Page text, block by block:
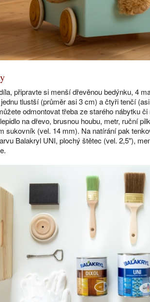
připravte si menší dřevěnou bedýnku, 4
tlustší (průměr asi 3 cm) a čtyři tenčí
odmontovat třeba ze starého nábytku
na dřevo, brusnou houbu, metr, ruční
sukovník (vel. 14 mm). Na natírání pak
Balakryl UNI, plochý štětec (vel. 2,5″),